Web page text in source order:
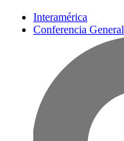
Interamérica
Conferencia General